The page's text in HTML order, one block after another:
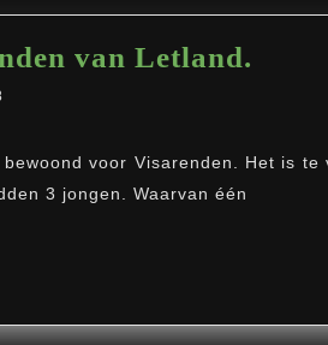
van Letland.
de
voor Visarenden. Het is te
3 jongen. Waarvan één